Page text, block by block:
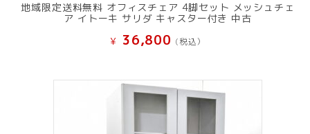
地域限定送料無料 オフィスチェア 4脚セット メッシュチェ
ア イトーキ サリダ キャスター付き 中古
¥ 36,800 (税込）